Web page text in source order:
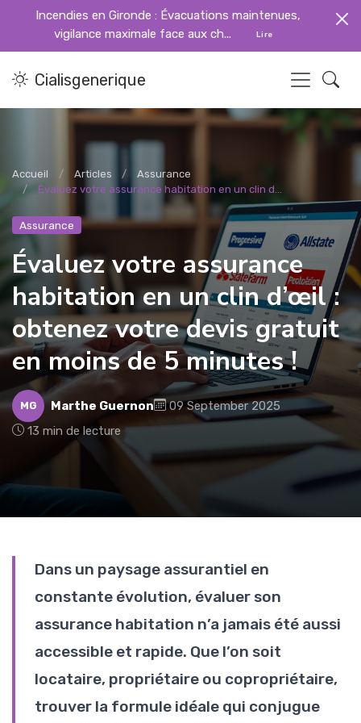
Incendies en Gironde : Évacuations maintenues,
vigilance maximale face aux ch...
Lire
Cialisgenerique
Accueil Articles
Assurance
Évaluez votre assurance habitation en un clin d...
Assurance
Évaluez votre assurance
habitation en un clin d’œil :
obtenez votre devis gratuit
en moins de 5 minutes !
MG Marthe Guernon
09 September 2025
13 min de lecture
Dans un paysage assurantiel en
constante évolution, évaluer son
assurance habitation n’a jamais été aussi
accessible et rapide. Que l’on soit
locataire, propriétaire ou copropriétaire,
trouver la formule idéale qui conjugue